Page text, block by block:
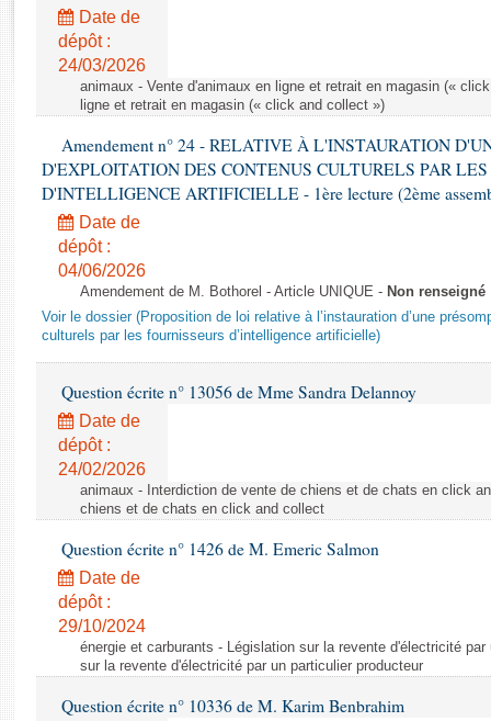
Rapports législatifs
Rapports sur l'application des lois
Baromètre de l’application des lois
Dossiers législatifs
Budget et sécurité sociale
Questions écrites et orales
Comptes rendus des débats
Date de
dépôt :
24/03/2026
animaux - Vente d'animaux en ligne et retrait en magasin («
ligne et retrait en magasin (« click and collect »)
Amendement n° 24 - RELATIVE À L'INSTAURATION
D'EXPLOITATION DES CONTENUS CULTURELS PAR LES
D'INTELLIGENCE ARTIFICIELLE - 1ère lecture (2ème
Date de
dépôt :
04/06/2026
Amendement de M. Bothorel - Article UNIQUE - Non renseigné
Voir le dossier (Proposition de loi relative à l’instauration d’une
culturels par les fournisseurs d’intelligence artificielle)
Question écrite n° 13056 de Mme Sandra Delannoy
Date de
dépôt :
24/02/2026
animaux - Interdiction de vente de chiens et de chats en click
chiens et de chats en click and collect
Question écrite n° 1426 de M. Emeric Salmon
Date de
dépôt :
29/10/2024
énergie et carburants - Législation sur la revente d'électricité
sur la revente d'électricité par un particulier producteur
Question écrite n° 10336 de M. Karim Benbrahim